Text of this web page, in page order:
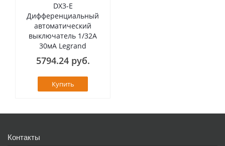
DX3-E
Дифференциальный
автоматический
выключатель 1/32А
30мА Legrand
5794.24 руб.
Купить
Контакты